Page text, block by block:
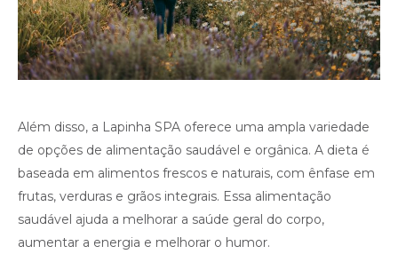
Além disso, a Lapinha SPA oferece uma ampla variedade
de opções de alimentação saudável e orgânica. A dieta é
baseada em alimentos frescos e naturais, com ênfase em
frutas, verduras e grãos integrais. Essa alimentação
saudável ajuda a melhorar a saúde geral do corpo,
aumentar a energia e melhorar o humor.